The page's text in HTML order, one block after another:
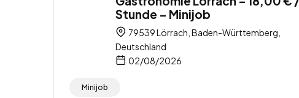
Stunde – Minijob
79539 Lörrach, Baden-Württemberg,
Deutschland
02/08/2026
Minijob